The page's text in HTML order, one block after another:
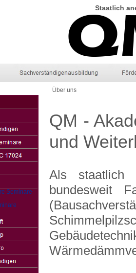
Staatlich
Über uns
QM -
und
Als staatlich
bundesweit